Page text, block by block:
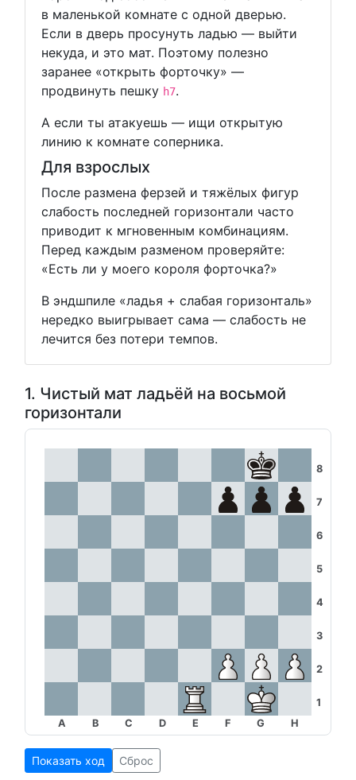
в маленькой комнате с одной дверью.
Если в дверь просунуть ладью — выйти
некуда, и это мат. Поэтому полезно
заранее «открыть форточку» —
продвинуть пешку h7.
А если ты атакуешь — ищи открытую
линию к комнате соперника.
Для взрослых
После размена ферзей и тяжёлых фигур
слабость последней горизонтали часто
приводит к мгновенным комбинациям.
Перед каждым разменом проверяйте:
«Есть ли у моего короля форточка?»
В эндшпиле «ладья + слабая горизонталь»
нередко выигрывает сама — слабость не
лечится без потери темпов.
1. Чистый мат ладьёй на восьмой
горизонтали
1
2
3
4
5
6
7
8
A B C D E F G H
Показать ход
Сброс